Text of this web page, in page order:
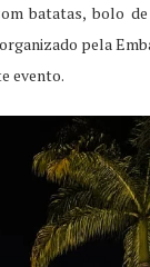
batatas, bolo
pela
evento.